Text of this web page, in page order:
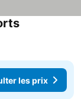
les prix